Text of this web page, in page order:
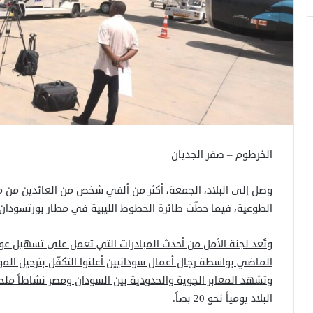
الخرطوم – صقر الجديان
الطوعية، فيما حطّت طائرة الخطوط الليبية في مطار بورتسودان وعلى متنها 166
وتُعد لجنة الأمل من أحدث المبادرات التي تعمل على تسهيل
الماضي بواسطة رجال أعمال سودانيين أعلنوا التكفّل بترحيل
وتشهد المعابر الجوية والحدودية بين السودان ومصر نشاطاً
البلاد يومياً نحو 20 بصاً.